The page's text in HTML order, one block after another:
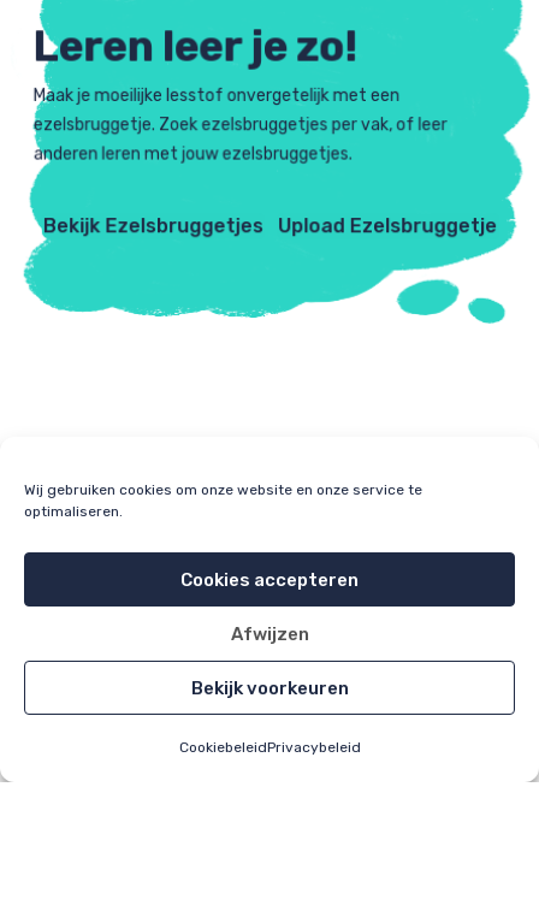
Wij gebruiken cookies om onze website en onze service te
optimaliseren.
Cookies accepteren
Afwijzen
Bekijk voorkeuren
CookiebeleidPrivacybeleid
Leren leer je zo!
Maak je moeilijke lesstof onvergetelijk met een
ezelsbruggetje. Zoek ezelsbruggetjes per vak, of leer
anderen leren met jouw ezelsbruggetjes.
Bekijk Ezelsbruggetjes Upload Ezelsbruggetje
Alle items